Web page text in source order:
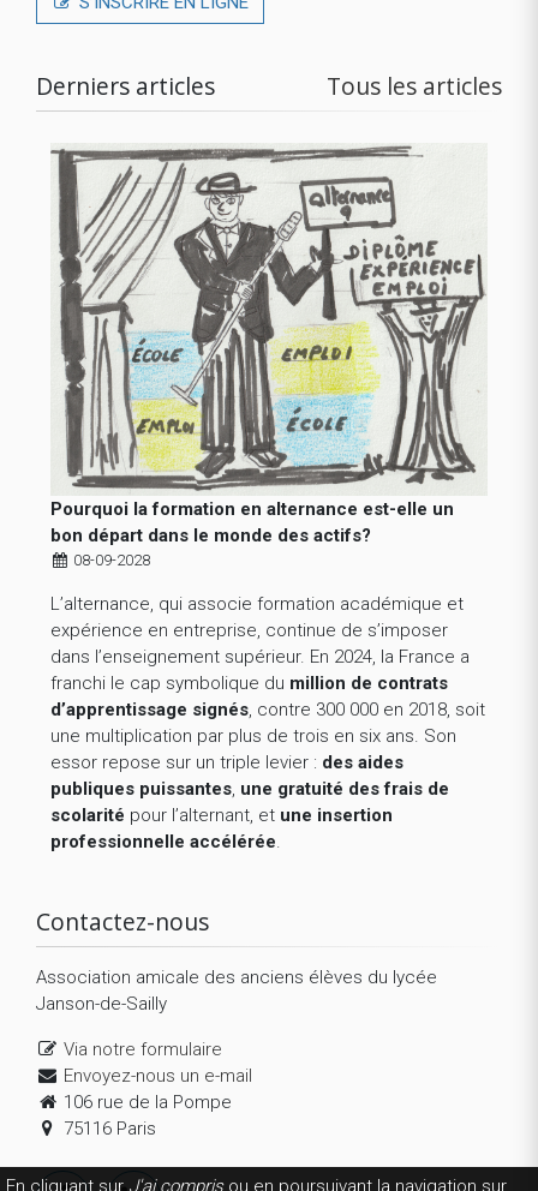
En cliquant sur J'ai comprisou en poursuivant la navigation sur
Derniers articles Tous les articles
Pourquoi la formation en alternance est-elle un
bon départ dans le monde des actifs?
08-09-2028
L’alternance, qui associe formation académique et
expérience en entreprise, continue de s’imposer
dans l’enseignement supérieur. En 2024, la France a
franchi le cap symbolique du million de contrats
d’apprentissage signés, contre 300 000 en 2018, soit
une multiplication par plus de trois en six ans. Son
essor repose sur un triple levier : des aides
publiques puissantes, une gratuité des frais de
scolarité pour l’alternant, et une insertion
professionnelle accélérée.
Contactez-nous
Association amicale des anciens élèves du lycée
Janson-de-Sailly
Via notre formulaire
Envoyez-nous un e-mail
106 rue de la Pompe
75116 Paris